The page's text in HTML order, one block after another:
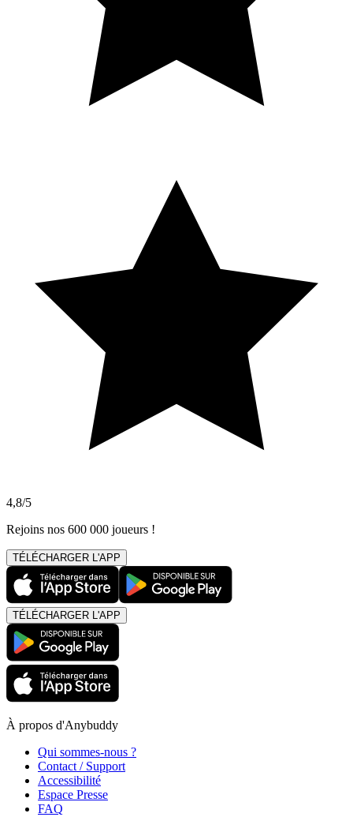
4,8/5
Rejoins nos 600 000 joueurs !
TÉLÉCHARGER L'APP
TÉLÉCHARGER L'APP
À propos d'Anybuddy
Qui sommes-nous ?
Contact / Support
Accessibilité
Espace Presse
FAQ